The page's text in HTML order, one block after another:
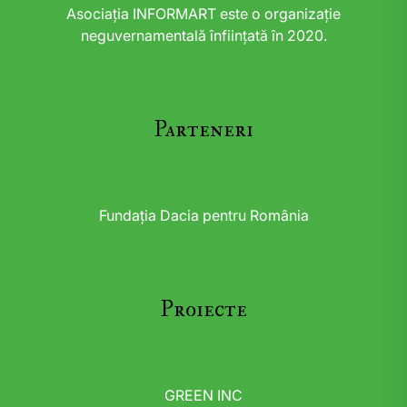
Asociația INFORMART este o organizație
neguvernamentală înființată în 2020.
Parteneri
Fundația Dacia pentru România
Proiecte
GREEN INC